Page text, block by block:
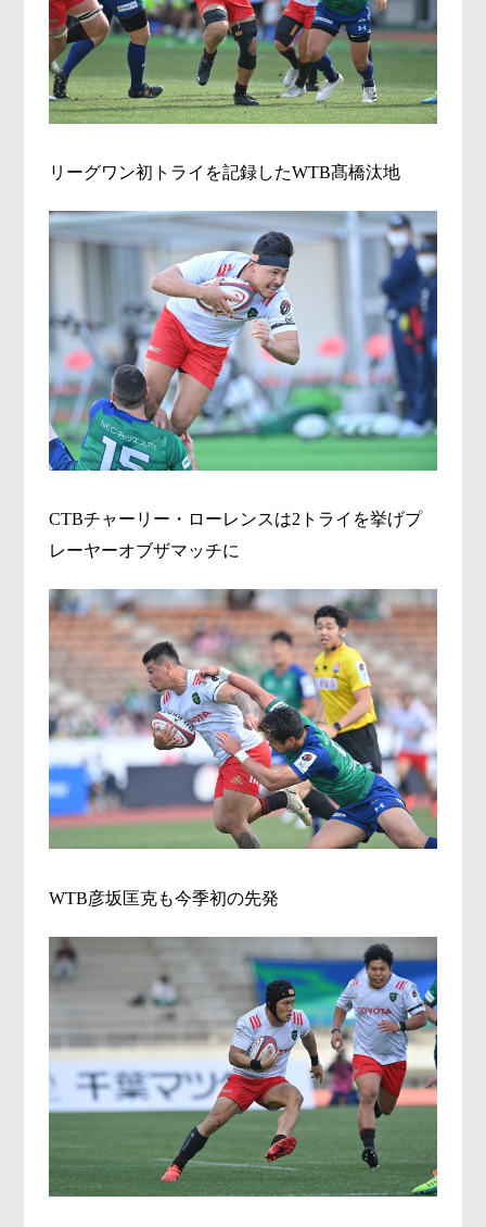
リーグワン初トライを記録したWTB髙橋汰地
CTBチャーリー・ローレンスは2トライを挙げプ
レーヤーオブザマッチに
WTB彦坂匡克も今季初の先発